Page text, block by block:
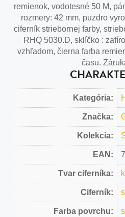
remienok, vodotesné 50 M,
rozmery: 42 mm, puzdro
ciferník striebornej farby,
RHQ 5030.D, sklíčko :
vzhľadom, čierna farba
času.
Kategória:
Značka:
Kolekcia:
EAN:
Tvar ciferníka:
Ciferník:
Farba povrchu: